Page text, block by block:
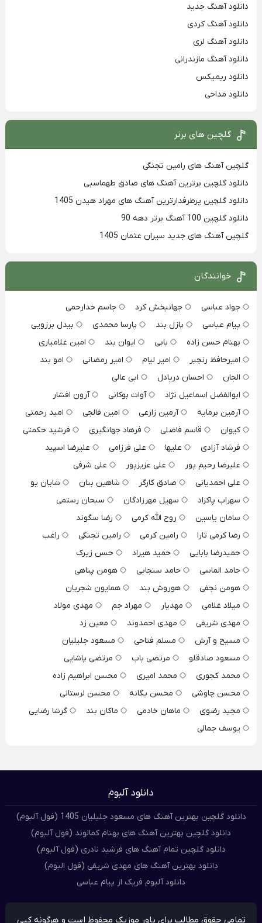
دانلود آهنگ جدید
دانلود آهنگ کردی
دانلود آهنگ لری
دانلود آهنگ مازندرانی
دانلود ریمیکس
دانلود مداحی
گلچین های برتر
گلچین آهنگ های رامین تجنگی
دانلود گلچین برترین آهنگ های صادق طهماسبی
دانلود گلچین پرطرفدارترین آهنگ های مهراد هیدن 1405
دانلود گلچین 100 آهنگ برتر دهه 90
گلچین آهنگ های جدید سیران عثمان 1405
خوانندگان
جواد عباسی جهانبخش کرد
جاسم خدارحمی
پیام عباسی
پازل بند پارسا محمدی
بیدل برزویی
بهنام حسن زاده
بابی ایوان بند
امین غلامیاری
امیرحافظ رنجبر
امیر لیام امیر رمضانی
امو بند
الجان
احسان دریادل
ابی عالی
ابوالفضل اسماعیل نژاد
آوات بوکانی
آرون افشار
آرمین برمایه
آرمین زارعی امین فالجی
امید رحمتی
کیوان
قاسم فاضلی فرهاد جهانگیری
فرشید حکمتی
فرشاد آزادی
علیها علی فرزامی
علیرضا اسپید
علیرضا رحیم پور
علی عزیزپور
علی شرفی
علی احمدیانی
صادق کارگر شاهین بنان
شایان یو
سهراب پاکزاد
سهیل مهرزادگان
سبحان رستمی
سامان یاسین
روح الله کرمی
رضا سگوند
رضا کرمی تارا
رامین کرمی رامین تجنگی
راغب
حمیدرضا بابایی
حمید هیراد
حسن زیرک
حامد الماسی
حامد سنجابی
هومن پناهی
هومن نجفی
هوروش بند
همایون شجریان
میلاد غلامی
مهدیار مهراد جم
مهدی مولاد
مهدی شریفی
مهدی احمدوند
معین زد
مسیح و آرش
مسلم فتاحی
مسعود جلیلیان
مسعود صادقلو
مرتضی باب
مرتضی پاشایی
محمد کجوری
محمد امیری
محسن ابراهیم زاده
محسن چاوشی
محسن یگانه
محسن لرستانی
مجید رضوی
ماهان خادمی ماکان بند
گرشا رضایی
یوسف جمالی
دانلود آلبوم
دانلود گلچین بهترین آهنگ های مسعود جلیلیان 1405 (فول آلبوم)
دانلود گلچین بهترین آهنگ های بهنام کمالوند (فول آلبوم)
دانلود گلچین تمام آهنگ های فرشید نادری (فول آلبوم)
دانلود بهترین آهنگ های مهدی شریفی (فول البوم)
دانلود آلبوم فریک از پیام عباسی
تمامی حقوق مطالب برای پاور موزیک محفوظ است و هرگونه کپی